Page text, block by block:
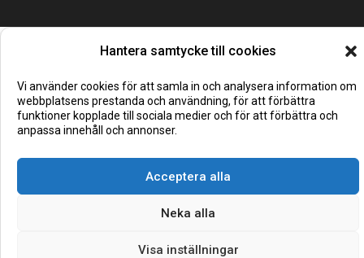
Hantera samtycke till cookies
Vi använder cookies för att samla in och analysera information om
webbplatsens prestanda och användning, för att förbättra
funktioner kopplade till sociala medier och för att förbättra och
anpassa innehåll och annonser.
Acceptera alla
Neka alla
Visa inställningar